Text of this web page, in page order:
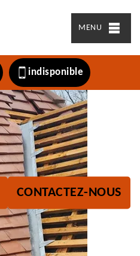
MENU
indisponible
CONTACTEZ-NOUS